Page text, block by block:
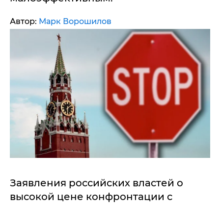
Автор: Марк Ворошилов
Заявления российских властей о
высокой цене конфронтации с